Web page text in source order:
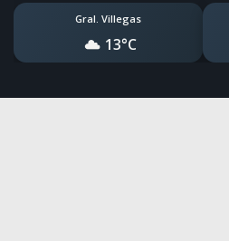
Gral. Villegas
13°C